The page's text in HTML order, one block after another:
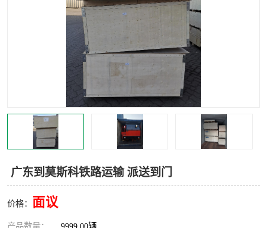
广东到莫斯科铁路运输 派送到门
价格： 面议
中亚铁路运输